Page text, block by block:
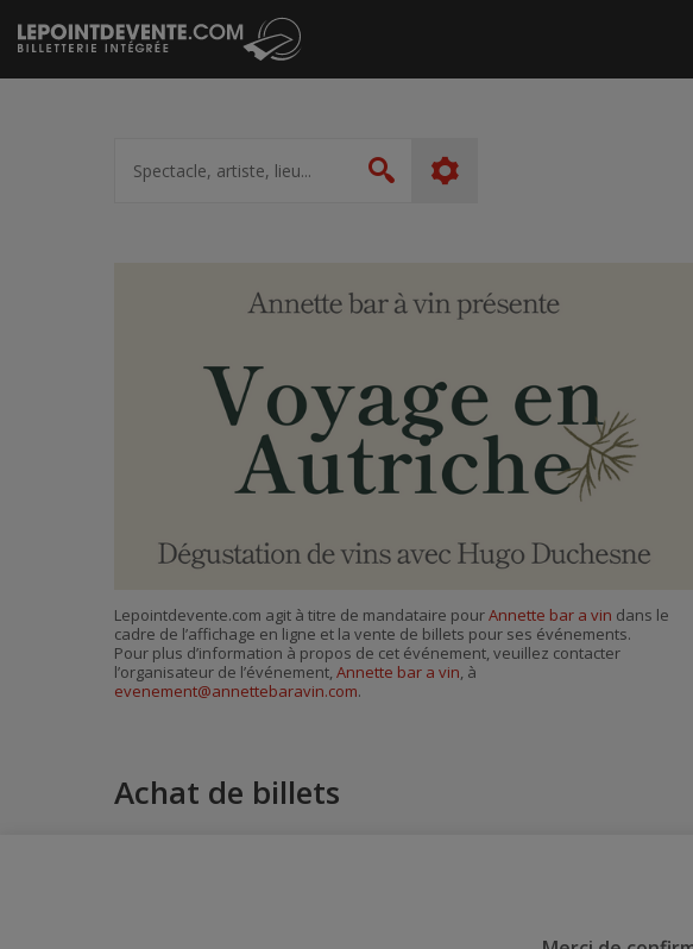
Passer
au
contenu
artiste,
lieu...
Rechercher
Lepointdevente.com agit à titre de mandataire pourAnnette bar a vin dans le
cadre de l’affichage en ligne et la vente de billets pour ses événements.
Pour plus d’information à propos de cet événement, veuillez contacter
l’organisateur de l’événement, Annette bar a vin, à
evenement@annettebaravin.com.
Achat de billets